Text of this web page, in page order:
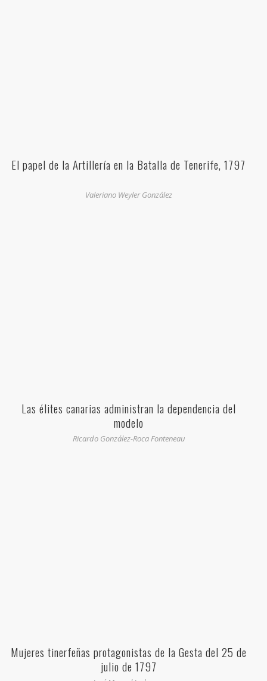
El papel de la Artillería en la Batalla de Tenerife, 1797
Valeriano Weyler González
Las élites canarias administran la dependencia del
modelo
Ricardo González-Roca Fonteneau
Mujeres tinerfeñas protagonistas de la Gesta del 25 de
julio de 1797